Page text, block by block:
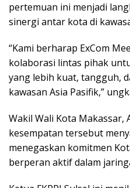
pertemuan ini menjadi
sinergi antar kota di
“Kami berharap ExCom
kolaborasi lintas pihak
yang lebih kuat, tangguh,
kawasan Asia Pasifik,”
Wakil Wali Kota Makassar,
kesempatan tersebut
menegaskan komitmen
berperan aktif dalam